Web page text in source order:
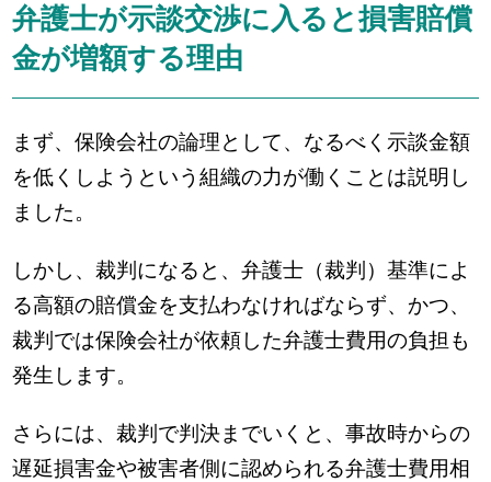
弁護士が示談交渉に入ると損害賠償
金が増額する理由
まず、保険会社の論理として、なるべく示談金額
を低くしようという組織の力が働くことは説明し
ました。
しかし、裁判になると、弁護士（裁判）基準によ
る高額の賠償金を支払わなければならず、かつ、
裁判では保険会社が依頼した弁護士費用の負担も
発生します。
さらには、裁判で判決までいくと、事故時からの
遅延損害金や被害者側に認められる弁護士費用相